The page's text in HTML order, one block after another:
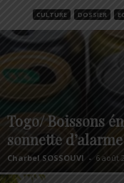
CULTURE DOSSIER
Togo/ Boissons
sonnette d’alarme
Charbel SOSSOUVI - 6 août